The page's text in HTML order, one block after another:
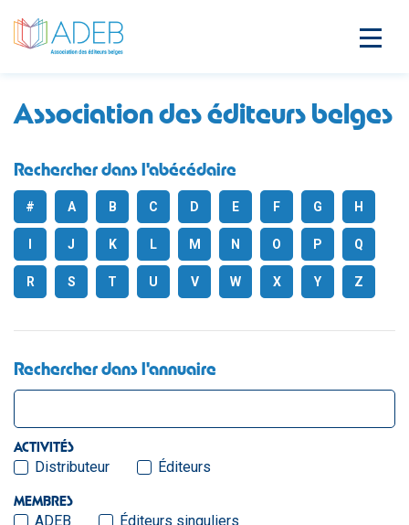
Association des éditeurs belges
Rechercher dans l'abécédaire
# A B C D E F G H
J K L M N O P Q
R S T U V W X Y Z
Rechercher dans l'annuaire
ACTIVITÉS
Distributeur Éditeurs
MEMBRES
ADEB
Éditeurs singuliers